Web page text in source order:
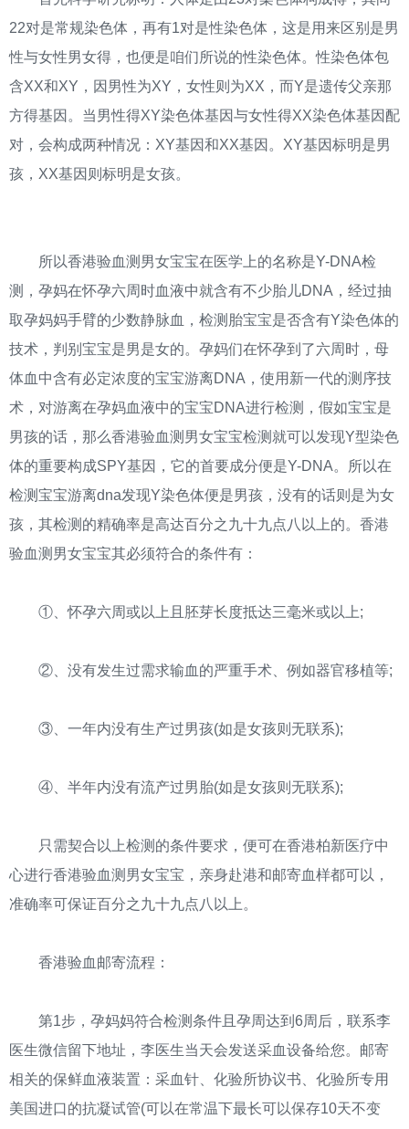
22对是常规染色体，再有1对是性染色体，这是用来区别是男
性与女性男女得，也便是咱们所说的性染色体。性染色体包
含XX和XY，因男性为XY，女性则为XX，而Y是遗传父亲那
方得基因。当男性得XY染色体基因与女性得XX染色体基因配
对，会构成两种情况：XY基因和XX基因。XY基因标明是男
孩，XX基因则标明是女孩。
所以香港验血测男女宝宝在医学上的名称是Y-DNA检
测，孕妈在怀孕六周时血液中就含有不少胎儿DNA，经过抽
取孕妈妈手臂的少数静脉血，检测胎宝宝是否含有Y染色体的
技术，判别宝宝是男是女的。孕妈们在怀孕到了六周时，母
体血中含有必定浓度的宝宝游离DNA，使用新一代的测序技
术，对游离在孕妈血液中的宝宝DNA进行检测，假如宝宝是
男孩的话，那么香港验血测男女宝宝检测就可以发现Y型染色
体的重要构成SPY基因，它的首要成分便是Y-DNA。所以在
检测宝宝游离dna发现Y染色体便是男孩，没有的话则是为女
孩，其检测的精确率是高达百分之九十九点八以上的。香港
验血测男女宝宝其必须符合的条件有：
①、怀孕六周或以上且胚芽长度抵达三毫米或以上;
②、没有发生过需求输血的严重手术、例如器官移植等;
③、一年内没有生产过男孩(如是女孩则无联系);
④、半年内没有流产过男胎(如是女孩则无联系);
只需契合以上检测的条件要求，便可在香港柏新医疗中
心进行香港验血测男女宝宝，亲身赴港和邮寄血样都可以，
准确率可保证百分之九十九点八以上。
香港验血邮寄流程：
第1步，孕妈妈符合检测条件且孕周达到6周后，联系李
医生微信留下地址，李医生当天会发送采血设备给您。邮寄
相关的保鲜血液装置：采血针、化验所协议书、化验所专用
美国进口的抗凝试管(可以在常温下最长可以保存10天不变